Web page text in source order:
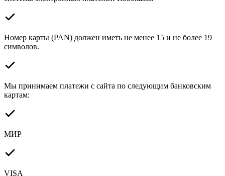
Номер карты (PAN) должен иметь не менее 15 и не более 19
символов.
Мы принимаем платежи с сайта по следующим банковским
картам:
МИР
VISA